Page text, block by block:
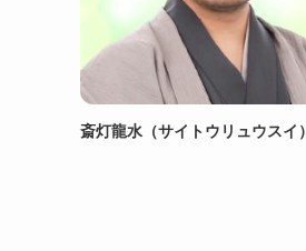
斎灯龍水（サイトウリュウスイ）